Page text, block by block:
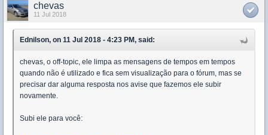
chevas
11 Jul 2018
Ednilson, on 11 Jul 2018 - 4:23 PM, said:
chevas, o off-topic, ele limpa as mensagens de tempos em tempos
quando não é utilizado e fica sem visualização para o fórum, mas se
precisar dar alguma resposta nos avise que fazemos ele subir
novamente.
Subi ele para você: